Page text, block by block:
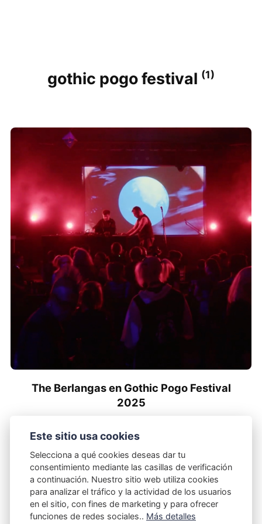
gothic pogo festival (1)
The Berlangas en Gothic Pogo Festival
2025
Este sitio usa cookies
Selecciona a qué cookies deseas dar tu
consentimiento mediante las casillas de verificación
a continuación. Nuestro sitio web utiliza cookies
para analizar el tráfico y la actividad de los usuarios
en el sitio, con fines de marketing y para ofrecer
funciones de redes sociales.. Más detalles